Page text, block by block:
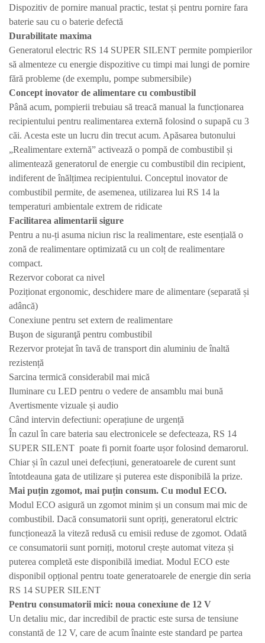
Dispozitiv de pornire manual practic, testat și pentru pornire fara
baterie sau cu o baterie defectă
Durabilitate maxima
Generatorul electric RS 14 SUPER SILENT permite pompierilor
să almenteze cu energie dispozitive cu timpi mai lungi de pornire
fără probleme (de exemplu, pompe submersibile)
Concept inovator de alimentare cu combustibil
Până acum, pompierii trebuiau să treacă manual la funcționarea
recipientului pentru realimentarea externă folosind o supapă cu 3
căi. Acesta este un lucru din trecut acum. Apăsarea butonului
„Realimentare externă” activează o pompă de combustibil și
alimentează generatorul de energie cu combustibil din recipient,
indiferent de înălțimea recipientului. Conceptul inovator de
combustibil permite, de asemenea, utilizarea lui RS 14 la
temperaturi ambientale extrem de ridicate
Facilitarea alimentarii sigure
Pentru a nu-ți asuma niciun risc la realimentare, este esențială o
zonă de realimentare optimizată cu un colț de realimentare
compact.
Rezervor coborat ca nivel
Poziționat ergonomic, deschidere mare de alimentare (separată și
adâncă)
Conexiune pentru set extern de realimentare
Buşon de siguranţă pentru combustibil
Rezervor protejat în tavă de transport din aluminiu de înaltă
rezistență
Sarcina termică considerabil mai mică
Iluminare cu LED pentru o vedere de ansamblu mai bună
Avertismente vizuale și audio
Când intervin defectiuni: operațiune de urgență
În cazul în care bateria sau electronicele se defecteaza, RS 14
SUPER SILENT poate fi pornit foarte ușor folosind demarorul.
Chiar și în cazul unei defecțiuni, generatoarele de curent sunt
întotdeauna gata de utilizare și puterea este disponibilă la prize.
Mai puțin zgomot, mai puțin consum. Cu modul ECO.
Modul ECO asigură un zgomot minim și un consum mai mic de
combustibil. Dacă consumatorii sunt opriți, generatorul elctric
funcționează la viteză redusă cu emisii reduse de zgomot. Odată
ce consumatorii sunt porniți, motorul crește automat viteza și
puterea completă este disponibilă imediat. Modul ECO este
disponibil opțional pentru toate generatoarele de energie din seria
RS 14 SUPER SILENT
Pentru consumatorii mici: noua conexiune de 12 V
Un detaliu mic, dar incredibil de practic este sursa de tensiune
constantă de 12 V, care de acum înainte este standard pe partea